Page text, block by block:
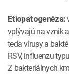
Etiopatogenéza:
vplývajú na vznik
teda vírusy a
RSV, influenzu
Z bakteriálnych